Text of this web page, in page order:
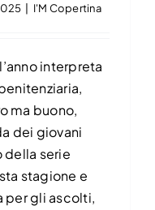
I'M Copertina
interpreta
ma buono,
dei giovani
della serie
stagione e
per gli ascolti,